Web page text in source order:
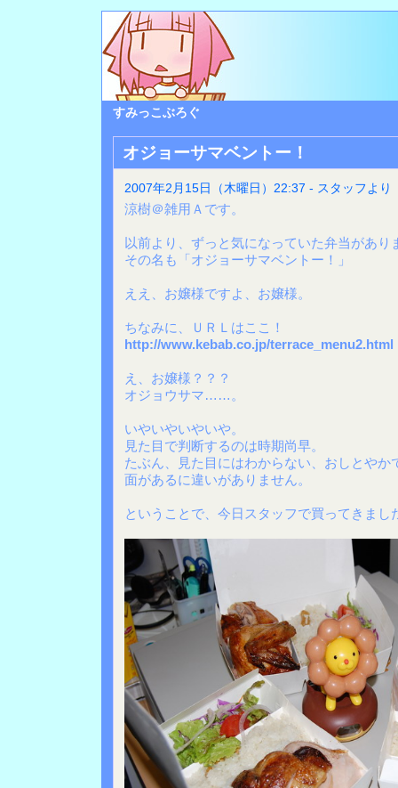
すみっこぶろぐ
オジョーサマベントー！
2007年2月15日（木曜日）22:37 - スタッフより
涼樹＠雑用Ａです。
以前より、ずっと気になっていた弁当があり
その名も「オジョーサマベントー！」
ええ、お嬢様ですよ、お嬢様。
ちなみに、ＵＲＬはここ！
http://www.kebab.co.jp/terrace_menu2.html
え、お嬢様？？？
オジョウサマ……。
いやいやいやいや。
見た目で判断するのは時期尚早。
たぶん、見た目にはわからない、おしとやか
面があるに違いがありません。
ということで、今日スタッフで買ってきまし